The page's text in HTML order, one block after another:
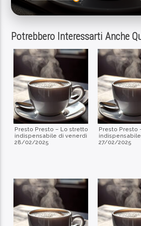
Potrebbero Interessarti Anche
Presto Presto – Lo stretto
indispensabile di venerdì
28/02/2025
Presto Presto
27/02/2025